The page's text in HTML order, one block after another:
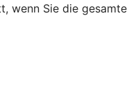
wenn Sie die gesamte